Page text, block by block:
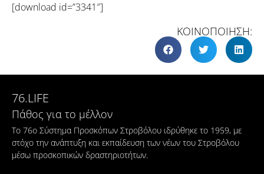
[download id=”3341″]
ΚΟΙΝΟΠΟΙΗΣΗ:
76.LIFE
Πάθος για το μέλλον
Το 76ο Σύστημα Προσκόπων Στροβόλου ιδρύθηκε το 1959, με
στόχο την ανάπτυξη και εκπαίδευση των νέων του Στροβόλου
μέσω προσκοπικών δραστηριοτήτων.